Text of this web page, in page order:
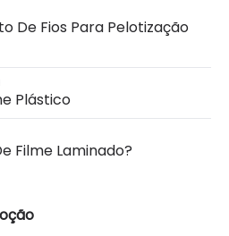
De Fios Para Pelotização
Plástico
Filme Laminado?